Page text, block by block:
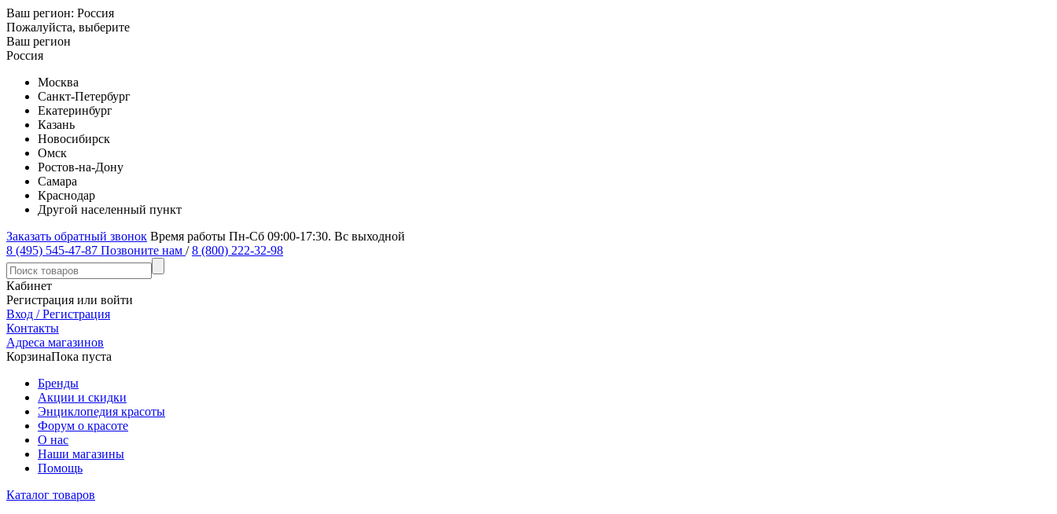
Ваш регион: Россия
Пожалуйста, выберите
Ваш регион
Россия
Москва
Санкт-Петербург
Екатеринбург
Казань
Новосибирск
Омск
Ростов-на-Дону
Самара
Краснодар
Другой населенный пункт
Заказать обратный звонок Время работы Пн-Сб 09:00-17:30. Вс выходной
8 (495) 545-47-87 Позвоните нам / 8 (800) 222-32-98
Кабинет
Регистрация или войти
Вход / Регистрация
Контакты
Адреса магазинов
КорзинаПока пуста
Бренды
Акции и скидки
Энциклопедия красоты
Форум о красоте
О нас
Наши магазины
Помощь
Каталог товаров